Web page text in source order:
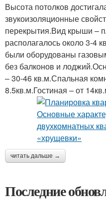
Высота потолков
звукоизоляционные
перекрытия.Вид крыши –
располагалось около 3-4
были оборудованы
без балконов и
– 30-46 кв.м.Спальная
8.5кв.м.Гостиная – от
читать дальше →
Последние